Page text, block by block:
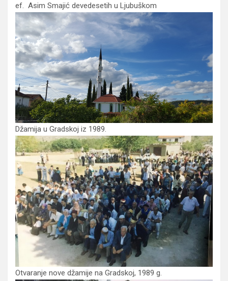
ef. Asim Smajić devedesetih u Ljubuškom
Džamija u Gradskoj iz 1989.
Otvaranje nove džamije na Gradskoj, 1989 g.